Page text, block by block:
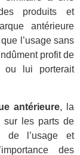
produits et
antérieure
l’usage sans
profit de
ou lui porterait
antérieure, la
sur les parts de
de l’usage et
des